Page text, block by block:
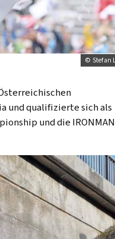
© Stefan
und qualifizierte sich als
und die